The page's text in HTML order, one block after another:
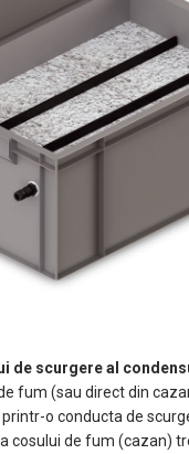
de scurgere al
fum (sau direct din
o conducta de
cosului de fum (cazan)